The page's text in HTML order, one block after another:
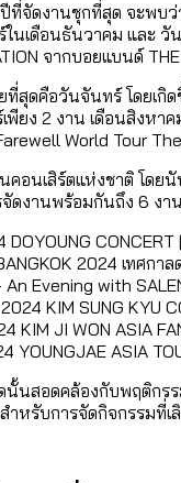
ที่จัดงานชุกที่สุด จะพบ
ในเดือนธันวาคม และ
จากบอยแบนด์
สุดคือวันจันทร์ โดยเกิ
ยง 2 งาน เดือนสิงหาค
World Tour
คอนเสิร์ตแห่งชาติ โ
งานพร้อมกันถึง 6 งา
DOYOUNG
2024 เทศ
An Evening with
KIM SUNG KYU
KIM JI WON ASIA
YOUNGJAE ASIA
นั้นสอดคล้องกับพฤติก
หรับการจัดกิจกรรมที่เ